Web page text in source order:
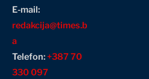
E-mail:
redakcija@times.b
a
Telefon:+387 70
330 097